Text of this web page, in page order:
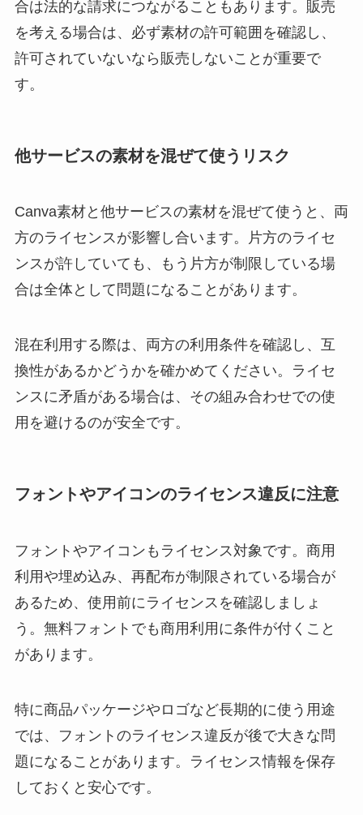
合は法的な請求につながることもあります。販売
を考える場合は、必ず素材の許可範囲を確認し、
許可されていないなら販売しないことが重要で
す。
他サービスの素材を混ぜて使うリスク
Canva素材と他サービスの素材を混ぜて使うと、両
方のライセンスが影響し合います。片方のライセ
ンスが許していても、もう片方が制限している場
合は全体として問題になることがあります。
混在利用する際は、両方の利用条件を確認し、互
換性があるかどうかを確かめてください。ライセ
ンスに矛盾がある場合は、その組み合わせでの使
用を避けるのが安全です。
フォントやアイコンのライセンス違反に注意
フォントやアイコンもライセンス対象です。商用
利用や埋め込み、再配布が制限されている場合が
あるため、使用前にライセンスを確認しましょ
う。無料フォントでも商用利用に条件が付くこと
があります。
特に商品パッケージやロゴなど長期的に使う用途
では、フォントのライセンス違反が後で大きな問
題になることがあります。ライセンス情報を保存
しておくと安心です。